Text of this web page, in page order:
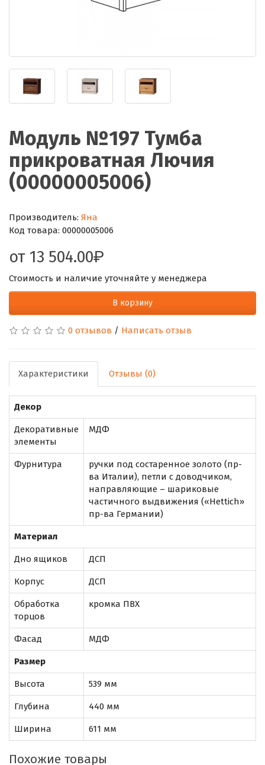
Модуль №197 Тумба
прикроватная Лючия
(00000005006)
Производитель: Яна
Код товара: 00000005006
от 13 504.00
Стоимость и наличие уточняйте у менеджера
В корзину
0 отзывов / Написать отзыв
Характеристики Отзывы (0)
Декор
Декоративные
элементы
МДФ
Фурнитура
ручки под состаренное золото (пр-
ва Италии), петли с доводчиком,
направляющие – шариковые
частичного выдвижения («Hettich»
пр-ва Германии)
Материал
Дно ящиков ДСП
Корпус ДСП
Обработка
торцов
кромка ПВХ
Фасад МДФ
Размер
Высота 539 мм
Глубина 440 мм
Ширина 611 мм
Похожие товары